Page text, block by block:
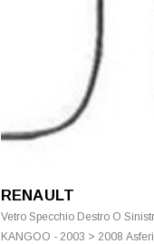
RENAULT
Vetro Specchio Destro O
KANGOO - 2003 > 2008